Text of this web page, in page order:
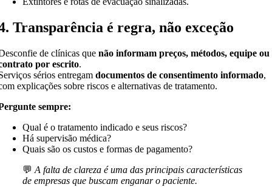
Transparência é regra, não exceção
de clínicas quenão informam preços, métodos, equipe ou
por escrito.
sérios entregamdocumentos de consentimento informado,
explicações sobre riscos e alternativas de tratamento.
sempre:
Qual é o tratamento indicado e seus riscos?
Há supervisão médica?
Quais são os custos e formas de pagamento?
💬A falta de clareza é uma das principais características
de empresas que buscam enganar o paciente.